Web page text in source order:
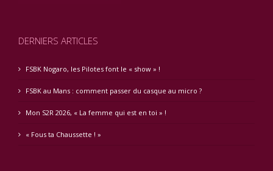
DERNIERS ARTICLES
FSBK Nogaro, les Pilotes font le « show » !
FSBK au Mans : comment passer du casque au micro ?
Mon S2R 2026, « La femme qui est en toi » !
« Fous ta Chaussette ! »